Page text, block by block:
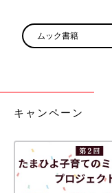
な
冬
っ
ベビ
ムック書籍
キャンペーン